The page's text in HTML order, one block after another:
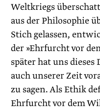
Weltkriegs
aus der Philosophie
Stich gelassen,
der »Ehrfurcht vor
später hat uns dieses
auch unserer Zeit
zu sagen. Als Ethik
Ehrfurcht vor dem